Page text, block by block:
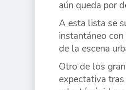
aún queda por
A esta lista se
instantáneo
de la escena
Otro de los
expectativa